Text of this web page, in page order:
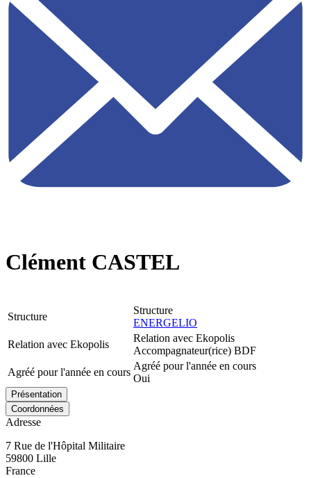
Clément CASTEL
Structure
Structure
ENERGELIO
Relation avec Ekopolis
Relation avec Ekopolis
Accompagnateur(rice) BDF
Agréé pour l'année en cours
Agréé pour l'année en cours
Oui
Présentation
Coordonnées
Adresse
7 Rue de l'Hôpital Militaire
59800 Lille
France